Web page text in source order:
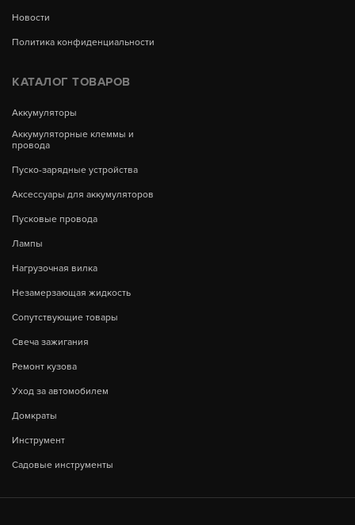
Новости
Политика конфиденциальности
КАТАЛОГ ТОВАРОВ
Аккумуляторы
Аккумуляторные клеммы и
провода
Пуско-зарядные устройства
Аксессуары для аккумуляторов
Пусковые провода
Лампы
Нагрузочная вилка
Незамерзающая жидкость
Сопутствующие товары
Свеча зажигания
Ремонт кузова
Уход за автомобилем
Домкраты
Инструмент
Садовые инструменты